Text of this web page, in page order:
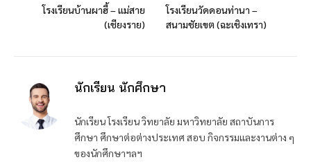
โรงเรียนบ้านผาฮี้ – แม่สาย
(เชียงราย)
โรงเรียนวัดดอนท่านา –
สนามชัยเขต (ฉะเชิงเทรา)
นักเรียน นักศึกษา
นักเรียน โรงเรียน วิทยาลัย มหาวิทยาลัย สถาบันการ
ศึกษา ศึกษาต่อต่างประเทศ สอบ กิจกรรมและงานต่าง ๆ
ของนักศึกษาฯลฯ